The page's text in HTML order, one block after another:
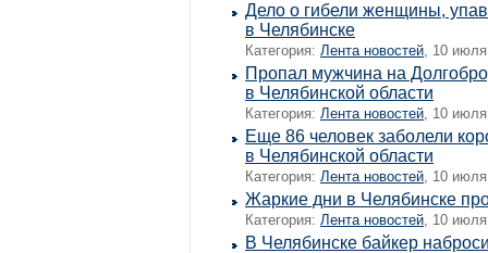
Дело о гибели женщины,
в Челябинске
Категория: Лента новостей, 10
Пропал мужчина на
в Челябинской области
Категория: Лента новостей, 10
Еще 86 человек заболели
в Челябинской области
Категория: Лента новостей, 10
Жаркие дни в Челябинске
Категория: Лента новостей, 10
В Челябинске байкер